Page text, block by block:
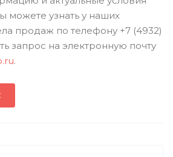
можете узнать у наших
продаж по телефону +7 (4932)
запрос на электронную почту
.